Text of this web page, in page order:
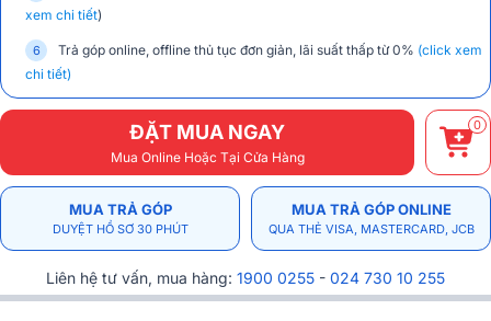
xem chi tiết)
Trả góp online, offline thủ tục đơn giản, lãi suất thấp từ 0% (click xem
chi tiết)
ĐẶT MUA NGAY
Mua Online Hoặc Tại Cửa Hàng
0
MUA TRẢ GÓP
DUYỆT HỒ SƠ 30 PHÚT
MUA TRẢ GÓP ONLINE
QUA THẺ VISA, MASTERCARD, JCB
Liên hệ tư vấn, mua hàng: 1900 0255 - 024 730 10 255